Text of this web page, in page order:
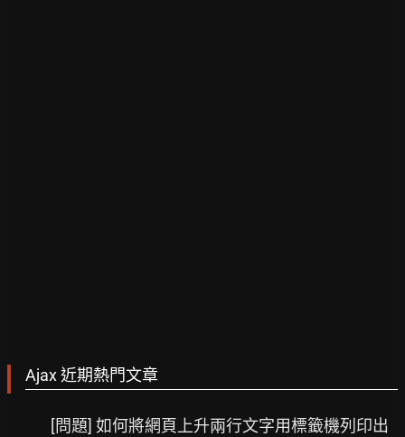
Ajax 近期熱門文章
[問題] 如何將網頁上升兩行文字用標籤機列印出